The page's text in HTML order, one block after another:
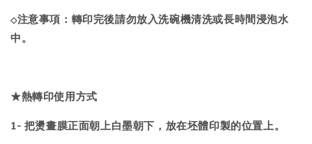
◇注意事項：轉印完後請勿放入洗碗機清洗或長時間浸泡水
中。
★熱轉印使用方式
1- 把燙畫膜正面朝上白墨朝下，放在坯體印製的位置上。